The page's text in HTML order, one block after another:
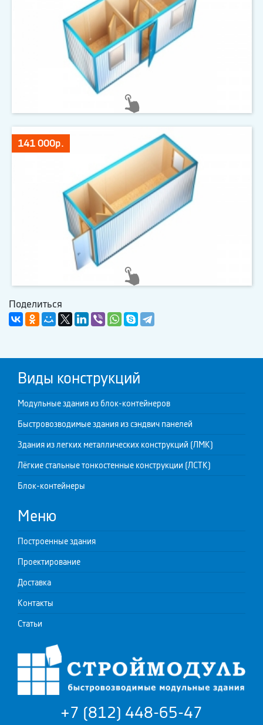
141 000р.
Поделиться
Виды конструкций
Модульные здания из блок-контейнеров
Быстровозводимые здания из сэндвич панелей
Здания из легких металлических конструкций (ЛМК)
Лёгкие стальные тонкостенные конструкции (ЛСТК)
Блок-контейнеры
Меню
Построенные здания
Проектирование
Доставка
Контакты
Статьи
+7 (812) 448-65-47